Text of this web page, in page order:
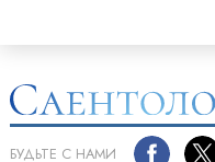
БУДЬТЕ С НАМИ